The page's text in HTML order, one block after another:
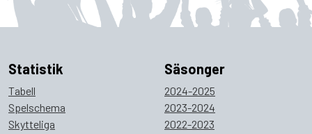
Statistik
Tabell
Spelschema
Skytteliga
Säsonger
2024-2025
2023-2024
2022-2023